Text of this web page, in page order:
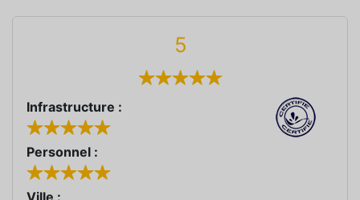
5
Infrastructure :
Personnel :